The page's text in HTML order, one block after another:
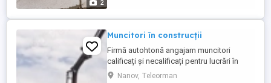
2
Muncitori în construcții
Firmă autohtonă angajam muncitori
calificați și necalificați pentru lucrări în
Teleorman
Nanov, Teleorman